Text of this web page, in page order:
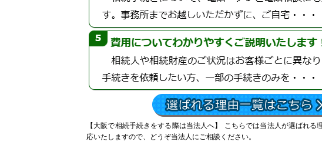
【大阪で相続手続きをする際は当法人へ】
こちらでは当法人が選ばれる
応いたしますので、どうぞ当法人にご相談ください。